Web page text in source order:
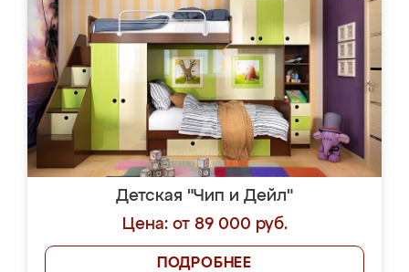
Детская "Чип и Дейл"
Цена: от 89 000 руб.
ПОДРОБНЕЕ